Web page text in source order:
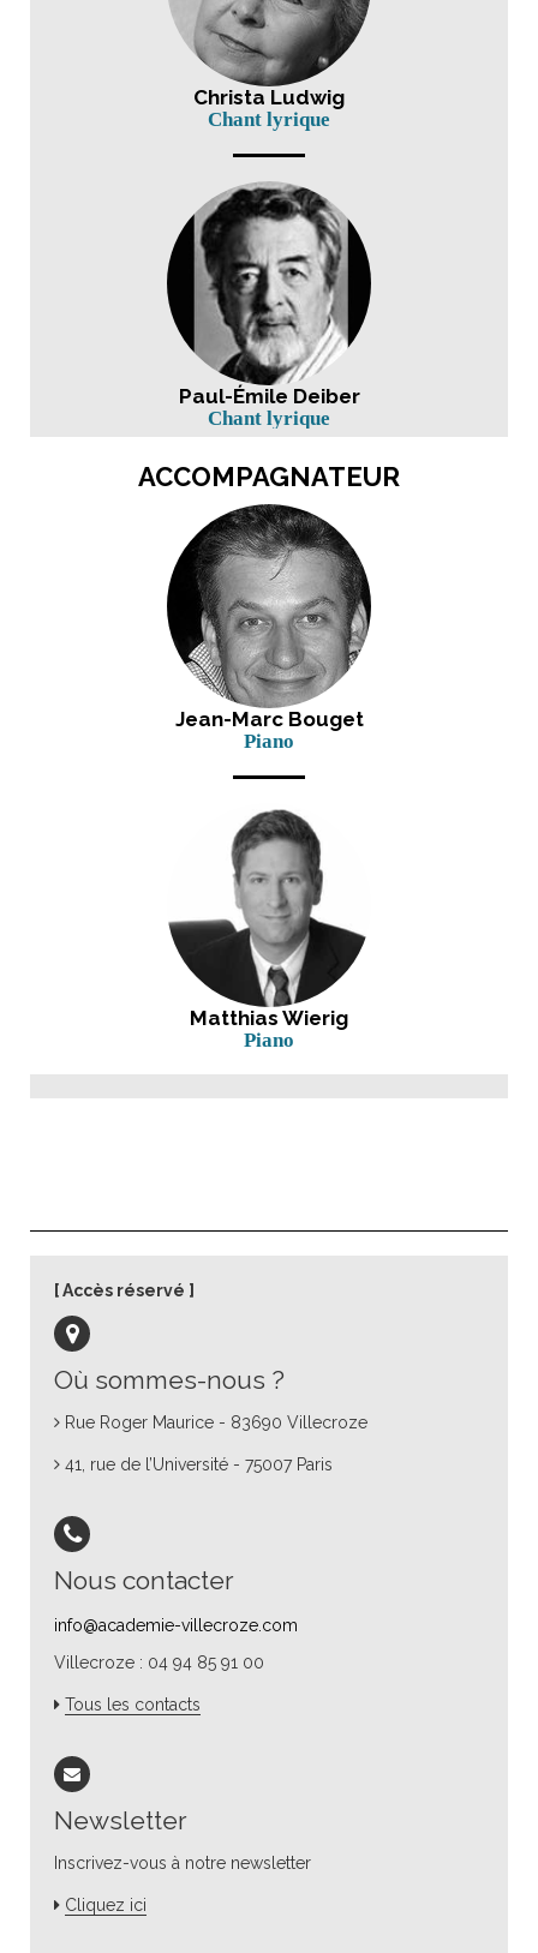
Christa Ludwig
Chant lyrique
Paul-Émile Deiber
Chant lyrique
ACCOMPAGNATEUR
Jean-Marc Bouget
Piano
Matthias Wierig
Piano
Où sommes-nous ?
Rue Roger Maurice - 83690 Villecroze
41, rue de l’Université - 75007 Paris
Nous contacter
info@academie-villecroze.com
Villecroze : 04 94 85 91 00
Tous les contacts
Newsletter
Inscrivez-vous à notre newsletter
Cliquez ici
Accès réservé